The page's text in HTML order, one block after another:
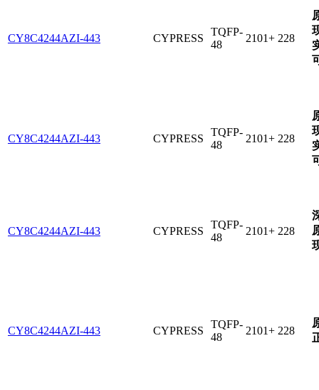
CY8C4244AZI-443 CYPRESS
TQFP-
48
2101+ 228
CY8C4244AZI-443 CYPRESS
TQFP-
48
2101+ 228
CY8C4244AZI-443 CYPRESS
TQFP-
48
2101+ 228
CY8C4244AZI-443 CYPRESS
TQFP-
48
2101+ 228